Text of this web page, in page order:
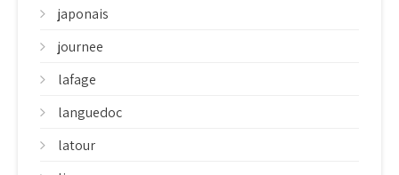
japonais
journee
lafage
languedoc
latour